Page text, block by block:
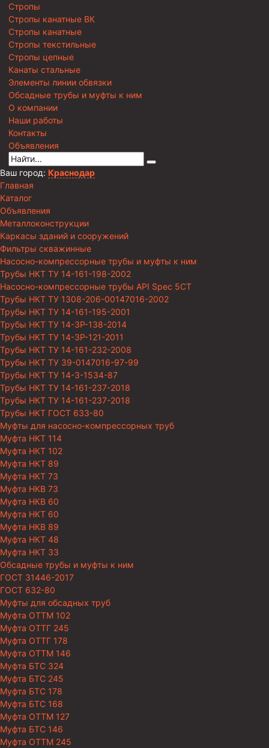
Стропы
Стропы канатные ВК
Стропы канатные
Стропы текстильные
Стропы цепные
Канаты стальные
Элементы линии обвязки
Обсадные трубы и муфты к ним
О компании
Наши работы
Контакты
Объявления
Ваш город: Краснодар
Главная
Каталог
Объявления
Металлоконструкции
Каркасы зданий и сооружений
Фильтры скважинные
Насосно-компрессорные трубы и муфты к ним
Трубы НКТ ТУ 14-161-198-2002
Насосно-компрессорные трубы API Spec 5CT
Трубы НКТ ТУ 1308-206-00147016-2002
Трубы НКТ ТУ 14-161-195-2001
Трубы НКТ ТУ 14-3Р-138-2014
Трубы НКТ ТУ 14-3Р-121-2011
Трубы НКТ ТУ 14-161-232-2008
Трубы НКТ ТУ 39-0147016-97-99
Трубы НКТ ТУ 14-3-1534-87
Трубы НКТ ТУ 14-161-237-2018
Трубы НКТ ТУ 14-161-237-2018
Трубы НКТ ГОСТ 633-80
Муфты для насосно-компрессорных труб
Муфта НКТ 114
Муфта НКТ 102
Муфта НКТ 89
Муфта НКТ 73
Муфта НКВ 73
Муфта НКВ 60
Муфта НКТ 60
Муфта НКВ 89
Муфта НКТ 48
Муфта НКТ 33
Обсадные трубы и муфты к ним
ГОСТ 31446-2017
ГОСТ 632-80
Муфты для обсадных труб
Муфта ОТТМ 102
Муфта ОТТГ 245
Муфта ОТТГ 178
Муфта ОТТМ 146
Муфта БТС 324
Муфта БТС 245
Муфта БТС 178
Муфта БТС 168
Муфта ОТТМ 127
Муфта БТС 146
Муфта ОТТМ 245